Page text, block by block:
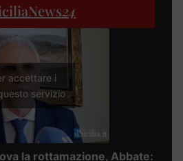
24
accettare i
servizio
la rottamazione, Abbate: